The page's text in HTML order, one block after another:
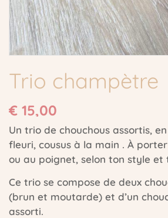
Trio champètre
€ 15,00
Un trio de chouchous assortis,
fleuri, cousus à la main . À
ou au poignet, selon ton style et
Ce trio se compose de deux
(brun et moutarde) et d’un
assorti.